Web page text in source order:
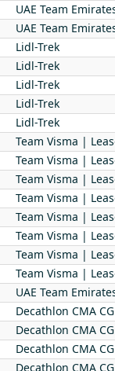
UAE Team
UAE Team
Lidl-Trek
Lidl-Trek
Lidl-Trek
Lidl-Trek
Lidl-Trek
Team Visma |
Team Visma |
Team Visma |
Team Visma |
Team Visma |
Team Visma |
Team Visma |
Team Visma |
UAE Team
Decathlon CMA
Decathlon CMA
Decathlon CMA
Decathlon CMA